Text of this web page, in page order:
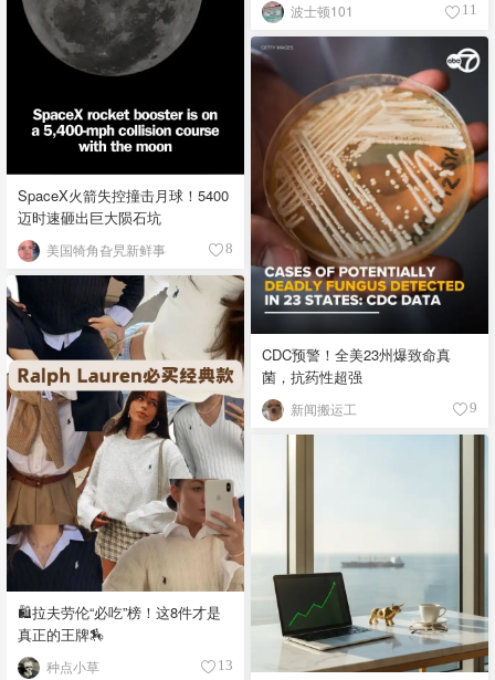
波士顿101 11
SpaceX火箭失控撞击月球！5400
迈时速砸出巨大陨石坑
美国犄角旮旯新鲜事 8
CDC预警！全美23州爆致命真
菌，抗药性超强
新闻搬运工 9
🛍️拉夫劳伦“必吃”榜！这8件才是
真正的王牌🏇
种点小草 13